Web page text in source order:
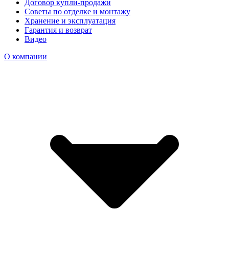
Договор купли-продажи
Советы по отделке и монтажу
Хранение и эксплуатация
Гарантия и возврат
Видео
О компании